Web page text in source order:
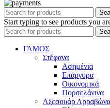
Start typing to see products you
ΓΑΜΟΣ
Στέφανα
Ασημένια
Επάργυρα
Οικονομικά
Πορσελάνινα
Αξεσουάρ Αρραβώνα